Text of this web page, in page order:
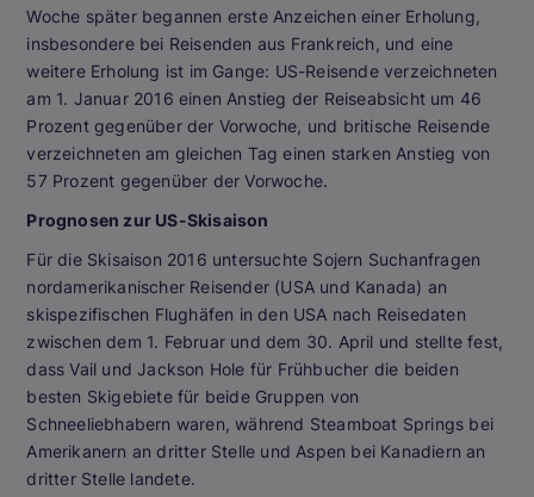
Woche später begannen erste Anzeichen einer Erholung,
insbesondere bei Reisenden aus Frankreich, und eine
weitere Erholung ist im Gange: US-Reisende verzeichneten
am 1. Januar 2016 einen Anstieg der Reiseabsicht um 46
Prozent gegenüber der Vorwoche, und britische Reisende
verzeichneten am gleichen Tag einen starken Anstieg von
57 Prozent gegenüber der Vorwoche.
Prognosen zur US-Skisaison
Für die Skisaison 2016 untersuchte Sojern Suchanfragen
nordamerikanischer Reisender (USA und Kanada) an
skispezifischen Flughäfen in den USA nach Reisedaten
zwischen dem 1. Februar und dem 30. April und stellte fest,
dass Vail und Jackson Hole für Frühbucher die beiden
besten Skigebiete für beide Gruppen von
Schneeliebhabern waren, während Steamboat Springs bei
Amerikanern an dritter Stelle und Aspen bei Kanadiern an
dritter Stelle landete.